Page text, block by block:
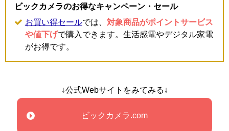
ビックカメラのお得なキャンペーン・セール
お買い得セールでは、 対象商品がポイントサービス
や値下げで購入できます。生活感電やデジタル家電
がお得です。
↓公式Webサイトをみてみる↓
ビックカメラ.com